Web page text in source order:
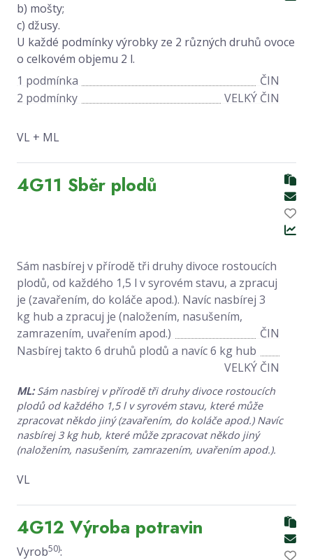
b) mošty;
c) džusy.
U každé podmínky výrobky ze 2 různých druhů ovoce
o celkovém objemu 2 l.
1 podmínka
ČIN
2 podmínky
VELKÝ ČIN
VL + ML
4G11 Sběr plodů
Sám nasbírej v přírodě tři druhy divoce rostoucích
plodů, od každého 1,5 l v syrovém stavu, a zpracuj
je (zavařením, do koláče apod.). Navíc nasbírej 3
kg hub a zpracuj je (naložením, nasušením,
zamrazením, uvařením apod.)
ČIN
Nasbírej takto 6 druhů plodů a navíc 6 kg hub
VELKÝ ČIN
ML:Sám nasbírej v přírodě tři druhy divoce rostoucích
plodů od každého 1,5 l v syrovém stavu, které může
zpracovat někdo jiný (zavařením, do koláče apod.) Navíc
nasbírej 3 kg hub, které může zpracovat někdo jiný
(naložením, nasušením, zamrazením, uvařením apod.).
VL
4G12 Výroba potravin
Vyrob50):